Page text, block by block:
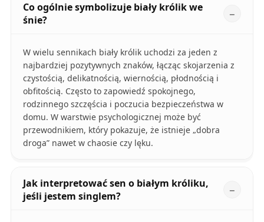
Co ogólnie symbolizuje biały królik we
śnie?
W wielu sennikach biały królik uchodzi za jeden z
najbardziej pozytywnych znaków, łącząc skojarzenia z
czystością, delikatnością, wiernością, płodnością i
obfitością. Często to zapowiedź spokojnego,
rodzinnego szczęścia i poczucia bezpieczeństwa w
domu. W warstwie psychologicznej może być
przewodnikiem, który pokazuje, że istnieje „dobra
droga” nawet w chaosie czy lęku.
Jak interpretować sen o białym króliku,
jeśli jestem singlem?